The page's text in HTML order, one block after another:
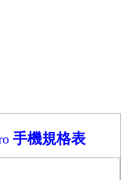
手機規格表